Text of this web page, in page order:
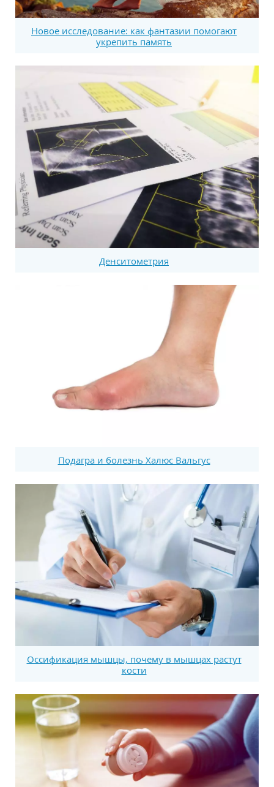
Новое исследование: как фантазии помогают
укрепить память
Денситометрия
Подагра и болезнь Халюс Вальгус
Оссификация мышцы, почему в мышцах растут
кости